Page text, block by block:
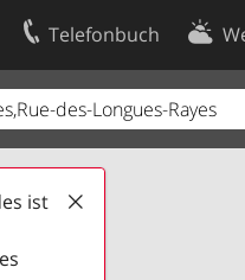
Telefonbuch
ist
Kontakt